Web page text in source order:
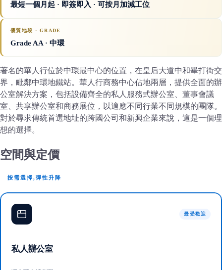
最短一個月起 · 即簽即入 · 可按月加減工位
優質地段 · GRADE
Grade AA· 中環
著名的華人行位於中環最中心的位置，在皇后大道中和畢打街交
界，毗鄰中環地鐵站。華人行商務中心佔地兩層，提供全面的辦
公室解決方案，包括設備齊全的私人服務式辦公室、董事會議
室、共享辦公室和商務展位，以適應不同行業不同規模的團隊。
對於尋求傳統首選地址的跨國公司和新興企業來說，這是一個理
想的選擇。
空間與定價
按需選擇,彈性升降
最受歡迎
私人辦公室